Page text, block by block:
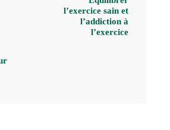
l’exercice sain et
l’addiction à
l’exercice